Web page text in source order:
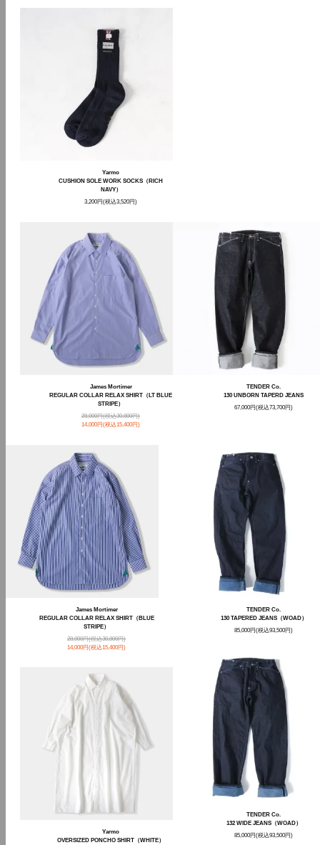
Yarmo
CUSHION SOLE WORK SOCKS（RICH
NAVY）
3,200円(税込3,520円)
TENDER Co.
130 UNBORN TAPERD JEANS
67,000円(税込73,700円)
James Mortimer
REGULAR COLLAR RELAX SHIRT（LT BLUE
STRIPE）
28,000円(税込30,800円)
14,000円(税込15,400円)
James Mortimer
REGULAR COLLAR RELAX SHIRT（BLUE
STRIPE）
28,000円(税込30,800円)
14,000円(税込15,400円)
TENDER Co.
130 TAPERED JEANS（WOAD）
85,000円(税込93,500円)
TENDER Co.
132 WIDE JEANS（WOAD）
85,000円(税込93,500円)
Yarmo
OVERSIZED PONCHO SHIRT（WHITE）